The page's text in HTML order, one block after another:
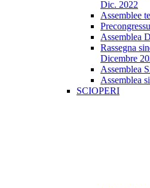
Dic. 2022
Assemblee
Assemblea
Rassegna
Dicembre
Assemblea
Assemblea
SCIOPERI